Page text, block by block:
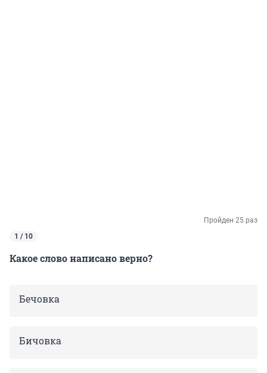
Пройден 25 раз
1 / 10
Какое слово написано верно?
Бечовка
Бичовка